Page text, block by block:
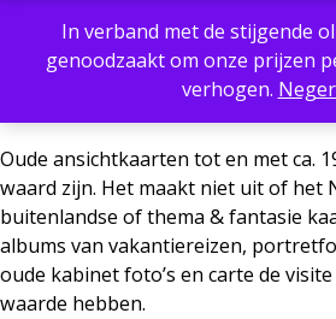
In verband met de stijgende
genoodzaakt om onze prijzen
verhogen.
Inkoop oude
ansichtkaarten
Oude ansichtkaarten tot en met ca.
waard zijn. Het maakt niet uit of het
buitenlandse of thema & fantasie
albums van vakantiereizen,
oude kabinet foto’s en carte de
waarde hebben.